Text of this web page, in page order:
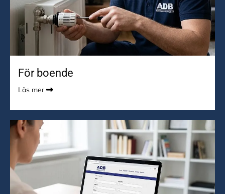
För boende
Läs mer 